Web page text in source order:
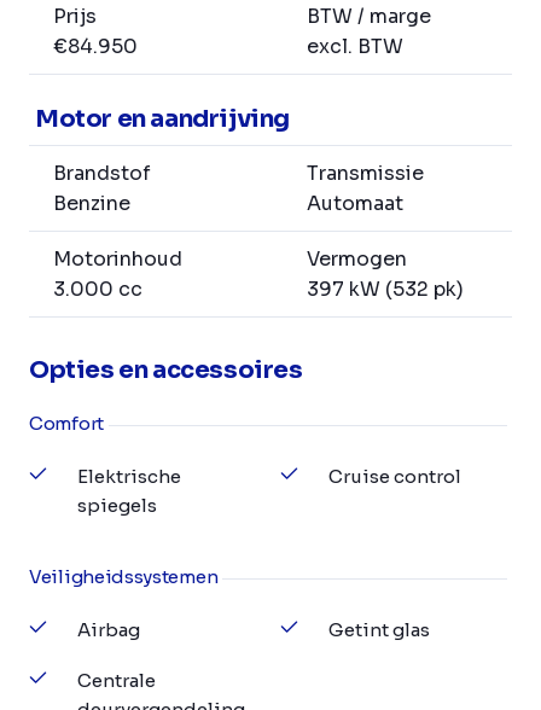
Prijs
€84.950
BTW / marge
excl. BTW
Motor en aandrijving
Brandstof
Benzine
Transmissie
Automaat
Motorinhoud
3.000 cc
Vermogen
397 kW (532 pk)
Opties en accessoires
Comfort
Elektrische
spiegels
Cruise control
Veiligheidssystemen
Airbag
Centrale
Getint glas